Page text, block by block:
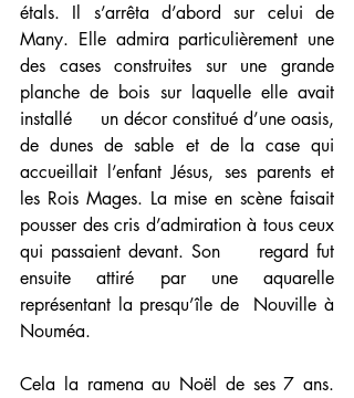
étals. Il s’arrêta d’abord sur celui de
Many. Elle admira particulièrement une
des cases construites sur une grande
planche de bois sur laquelle elle avait
installé     un décor constitué d’une oasis,
de dunes de sable et de la case qui
accueillait l’enfant Jésus, ses parents et
les Rois Mages. La mise en scène faisait
pousser des cris d’admiration à tous ceux
qui passaient devant. Son     regard fut
ensuite attiré par une aquarelle
représentant la presqu’île de  Nouville à
Nouméa.
Cela la ramena au Noël de ses 7 ans.